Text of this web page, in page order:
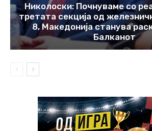
Николоски: Почнуваме со
третата секција од
8, Македонија станува
Балканот